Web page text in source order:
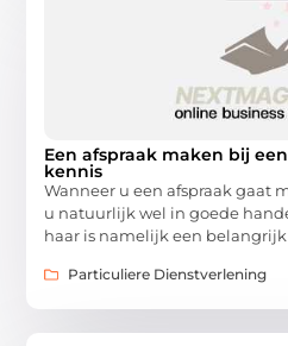
Een afspraak maken bij
kennis
Wanneer u een afspraak gaat
u natuurlijk wel in goede
haar is namelijk een
Particuliere Dienstverlening